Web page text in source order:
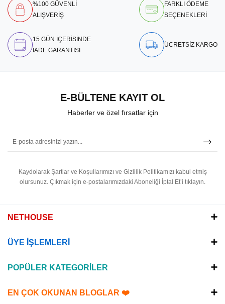
%100 GÜVENLİ
ALIŞVERİŞ
FARKLI ÖDEME
SEÇENEKLERİ
15 GÜN İÇERİSİNDE
İADE GARANTİSİ
ÜCRETSİZ KARGO
E-BÜLTENE KAYIT OL
Haberler ve özel fırsatlar için
Kaydolarak Şartlar ve Koşullarımızı ve Gizlilik Politikamızı kabul etmiş
olursunuz. Çıkmak için e-postalarımızdaki Aboneliği İptal Et’i tıklayın.
NETHOUSE
ÜYE İŞLEMLERİ
POPÜLER KATEGORİLER
EN ÇOK OKUNAN BLOGLAR ❤️